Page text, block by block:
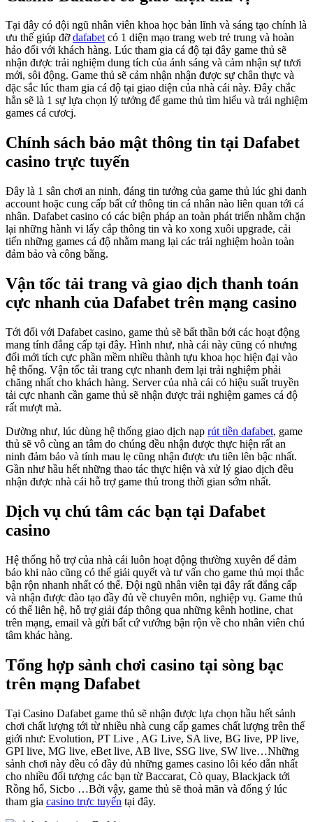
Tại đây có đội ngũ nhân viên khoa học bản lĩnh và sáng tạo chính là
ưu thế giúp đỡdafabetcó 1 diện mạo trang web trẻ trung và hoàn
hảo đối với khách hàng. Lúc tham gia cá độ tại đây game thủ sẽ
nhận được trải nghiệm dung tích của ánh sáng và cảm nhận sự tươi
mới, sôi động. Game thủ sẽ cảm nhận nhận được sự chân thực và
đặc sắc lúc tham gia cá độ tại giao diện của nhà cái này. Đây chắc
hẳn sẽ là 1 sự lựa chọn lý tưởng để game thủ tìm hiểu và trải nghiệm
games cá cươcj.
Chính sách bảo mật thông tin tại Dafabet
casino trực tuyến
Đây là 1 sân chơi an ninh, đáng tin tưởng của game thủ lúc ghi danh
account hoặc cung cấp bất cứ thông tin cá nhân nào liên quan tới cá
nhân. Dafabet casino có các biện pháp an toàn phát triển nhằm chặn
lại những hành vi lấy cắp thông tin và ko xong xuôi upgrade, cải
tiến những games cá độ nhằm mang lại các trải nghiệm hoàn toàn
đảm bảo và công bằng.
Vận tốc tải trang và giao dịch thanh toán
cực nhanh của Dafabet trên mạng casino
Tới đối với Dafabet casino, game thủ sẽ bất thần bới các hoạt động
mang tính đẳng cấp tại đây. Hình như, nhà cái này cũng có nhưng
đổi mới tích cực phần mềm nhiều thành tựu khoa học hiện đại vào
hệ thống. Vận tốc tải trang cực nhanh đem lại trải nghiệm phải
chăng nhất cho khách hàng. Server của nhà cái có hiệu suất truyền
tải cực nhanh cần game thủ sẽ nhận được trải nghiệm games cá độ
rất mượt mà.
Dường như, lúc dùng hệ thống giao dịch nạp rút tiền dafabet, game
thủ sẽ vô cùng an tâm do chúng đều nhận được thực hiện rất an
ninh đảm bảo và tính mau lẹ cũng nhận được ưu tiên lên bậc nhất.
Gần như hầu hết những thao tác thực hiện và xử lý giao dịch đều
nhận được nhà cái hỗ trợ game thủ trong thời gian sớm nhất.
Dịch vụ chú tâm các bạn tại Dafabet
casino
Hệ thống hỗ trợ của nhà cái luôn hoạt động thường xuyên để đảm
bảo khi nào cũng có thể giải quyết và tư vấn cho game thủ mọi thắc
bận rộn nhanh nhất có thể. Đội ngũ nhân viên tại đây rất đẳng cấp
và nhận được đào tạo đầy đủ về chuyên môn, nghiệp vụ. Game thủ
có thể liên hệ, hỗ trợ giải đáp thông qua những kênh hotline, chat
trên mạng, email và gửi bất cứ vướng bận rộn về cho nhân viên chú
tâm khác hàng.
Tổng hợp sảnh chơi casino tại sòng bạc
trên mạng Dafabet
Tại Casino Dafabet game thủ sẽ nhận được lựa chọn hầu hết sảnh
chơi chất lượng tới từ nhiều nhà cung cấp games chất lượng trên thế
giới như: Evolution, PT Live , AG Live, SA live, BG live, PP live,
GPI live, MG live, eBet live, AB live, SSG live, SW live…Những
sảnh chơi này đều có đầy đủ những games casino lôi kéo dẫn nhất
cho nhiều đối tượng các bạn từ Baccarat, Cò quay, Blackjack tới
Rồng hổ, Sicbo …Bởi vậy, game thủ sẽ thoả mãn và đống ý lúc
tham gia casino trực tuyến tại đây.